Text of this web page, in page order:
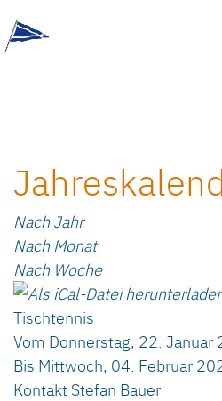
Nach Jahr
Nach Monat
Nach Woche
Tischtennis
Vom Donnerstag, 22.
Bis Mittwoch, 04. Februar
Kontakt Stefan Bauer